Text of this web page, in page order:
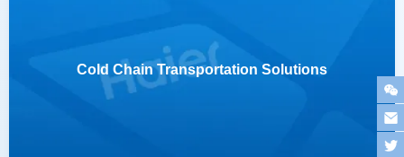
Cold Chain Transportation Solutions